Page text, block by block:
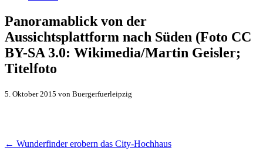
Panoramablick von der
Aussichtsplattform nach Süden (Foto CC
BY-SA 3.0: Wikimedia/Martin Geisler;
Titelfoto
5. Oktober 2015 von Buergerfuerleipzig
Artikel-
← Wunderfinder erobern das City-Hochhaus